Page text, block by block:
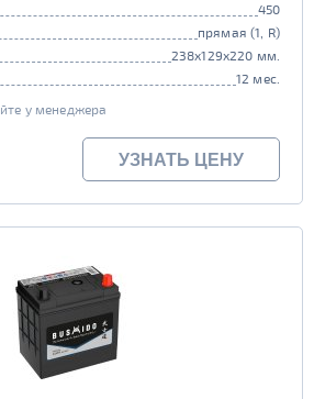
450
прямая (1, R)
238x129x220 мм.
12 мес.
у менеджера
УЗНАТЬ ЦЕНУ